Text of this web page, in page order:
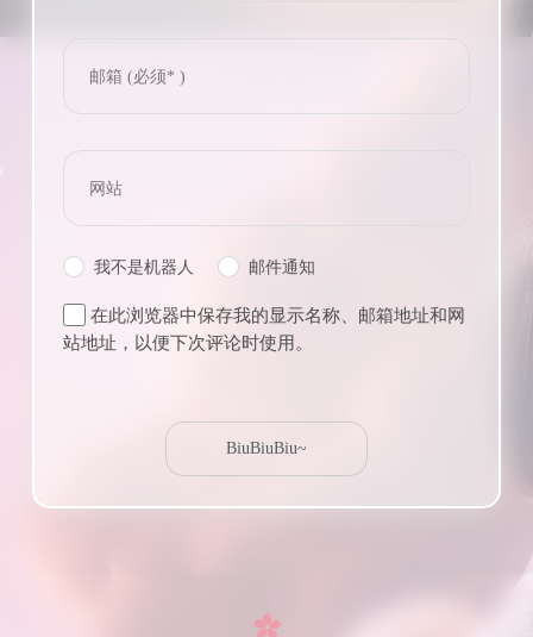
我不是机器人 邮件通知
在此浏览器中保存我的显示名称、邮箱地址和网
站地址，以便下次评论时使用。